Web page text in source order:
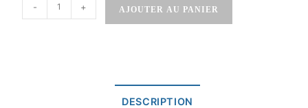
- + AJOUTER AU PANIER
DESCRIPTION